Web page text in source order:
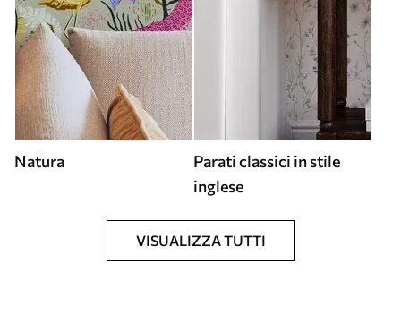
Natura
Parati classici in stile
inglese
VISUALIZZA TUTTI